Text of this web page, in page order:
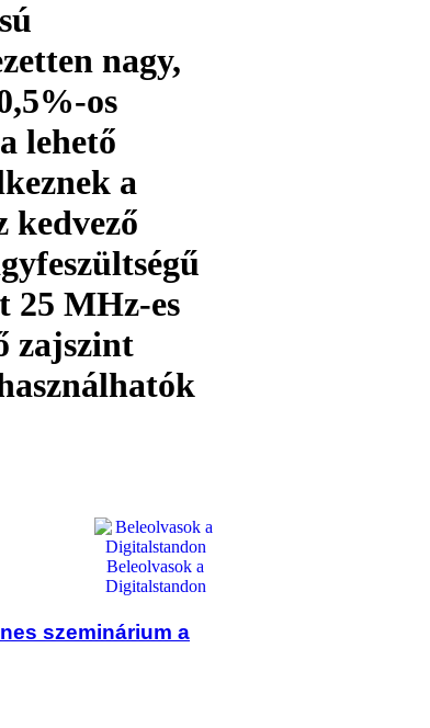
nagy,
os
lehető
a
kedvező
25 MHz-es
zajszint
Beleolvasok a
Digitalstandon
szeminárium a